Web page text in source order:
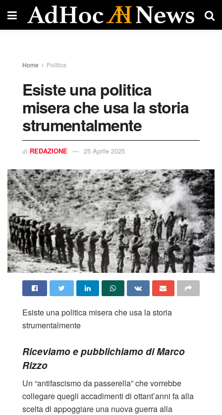
Home Politica
Esiste una politica
misera che usa la storia
strumentalmente
di REDAZIONE 25 Aprile 2025
Esiste una politica misera che usa la storia
strumentalmente
Riceviamo e pubblichiamo di Marco
Rizzo
Un “antifascismo da passerella” che vorrebbe
collegare quegli accadimenti di ottant’anni fa alla
scelta di appoggiare una nuova guerra alla